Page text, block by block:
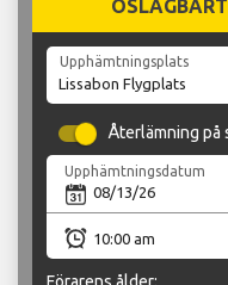
Upphämtningsplats
Återlämning på
Upphämtningsdatum